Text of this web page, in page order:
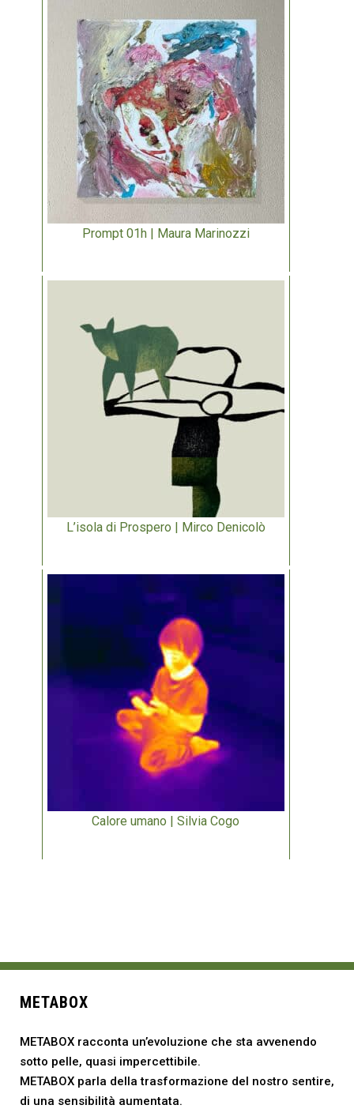
Prompt 01h | Maura Marinozzi
L’isola di Prospero | Mirco Denicolò
Calore umano | Silvia Cogo
METABOX
METABOX racconta un’evoluzione che sta avvenendo
sotto pelle, quasi impercettibile.
METABOX parla della trasformazione del nostro sentire,
di una sensibilità aumentata.